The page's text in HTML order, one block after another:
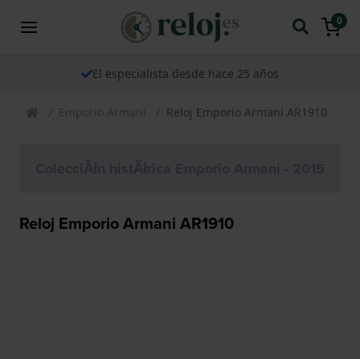
0
El especialista desde hace 25 años
Emporio Armani Reloj Emporio Armani AR1910
Reloj Emporio Armani AR1910